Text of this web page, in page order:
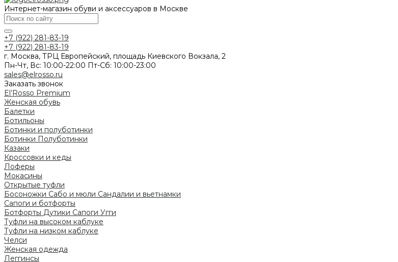
Интернет-магазин обуви и аксессуаров в Москве
+7 (922) 281-83-19
+7 (922) 281-83-19
г. Москва, ТРЦ Европейский, площадь Киевского Вокзала, 2
Пн-Чт, Вс: 10:00-22:00 Пт-Сб: 10:00-23:00
sales@elrosso.ru
Заказать звонок
El’Rosso Premium
Женская обувь
Балетки
Ботильоны
Ботинки и полуботинки
Ботинки Полуботинки
Казаки
Кроссовки и кеды
Лоферы
Мокасины
Открытые туфли
Босоножки Сабо и мюли Сандалии и вьетнамки
Сапоги и ботфорты
Ботфорты Дутики Сапоги Угги
Туфли на высоком каблуке
Туфли на низком каблуке
Челси
Женская одежда
Леггинсы